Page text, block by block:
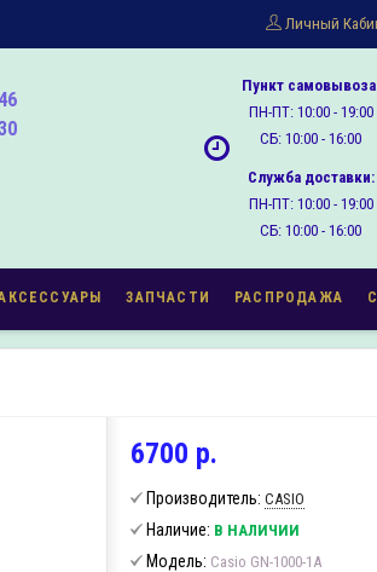
Личный
Пункт
ПН-ПТ: 10:00 - 19:00
СБ: 10:00 - 16:00
Служба доставки:
ПН-ПТ: 10:00 - 19:00
СБ: 10:00 - 16:00
ЗАПЧАСТИ РАСПРОДАЖА
6700 р.
Производитель: CASIO
Наличие: В НАЛИЧИИ
Модель: Casio GN-1000-1A